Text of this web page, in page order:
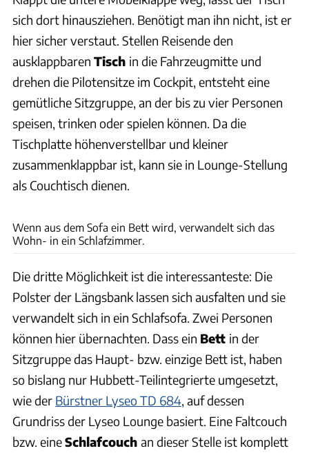
sich dort hinausziehen. Benötigt man ihn nicht, ist er
hier sicher verstaut. Stellen Reisende den
ausklappbaren Tisch in die Fahrzeugmitte und
drehen die Pilotensitze im Cockpit, entsteht eine
gemütliche Sitzgruppe, an der bis zu vier Personen
speisen, trinken oder spielen können. Da die
Tischplatte höhenverstellbar und kleiner
zusammenklappbar ist, kann sie in Lounge-Stellung
als Couchtisch dienen.
Wenn aus dem Sofa ein Bett wird, verwandelt sich das
Wohn- in ein Schlafzimmer.
Die dritte Möglichkeit ist die interessanteste: Die
Polster der Längsbank lassen sich ausfalten und sie
verwandelt sich in ein Schlafsofa. Zwei Personen
können hier übernachten. Dass ein Bett in der
Sitzgruppe das Haupt- bzw. einzige Bett ist, haben
so bislang nur Hubbett-Teilintegrierte umgesetzt,
wie der Bürstner Lyseo TD 684, auf dessen
Grundriss der Lyseo Lounge basiert. Eine Faltcouch
bzw. eineSchlafcouch an dieser Stelle ist komplett